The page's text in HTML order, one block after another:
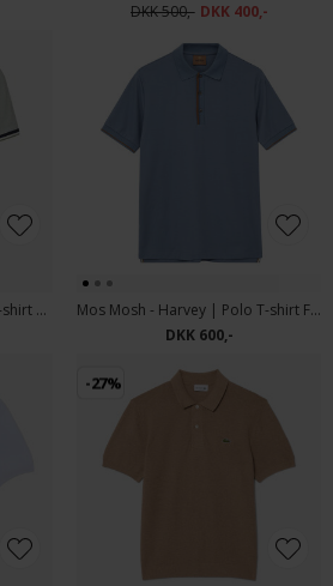
DKK 500,- DKK 400,-
Signal - Elvis oxford | Polo T-shirt Oil Green
Mos Mosh - Harvey | Polo T-shirt Flint Stone
DKK 600,-
-27%